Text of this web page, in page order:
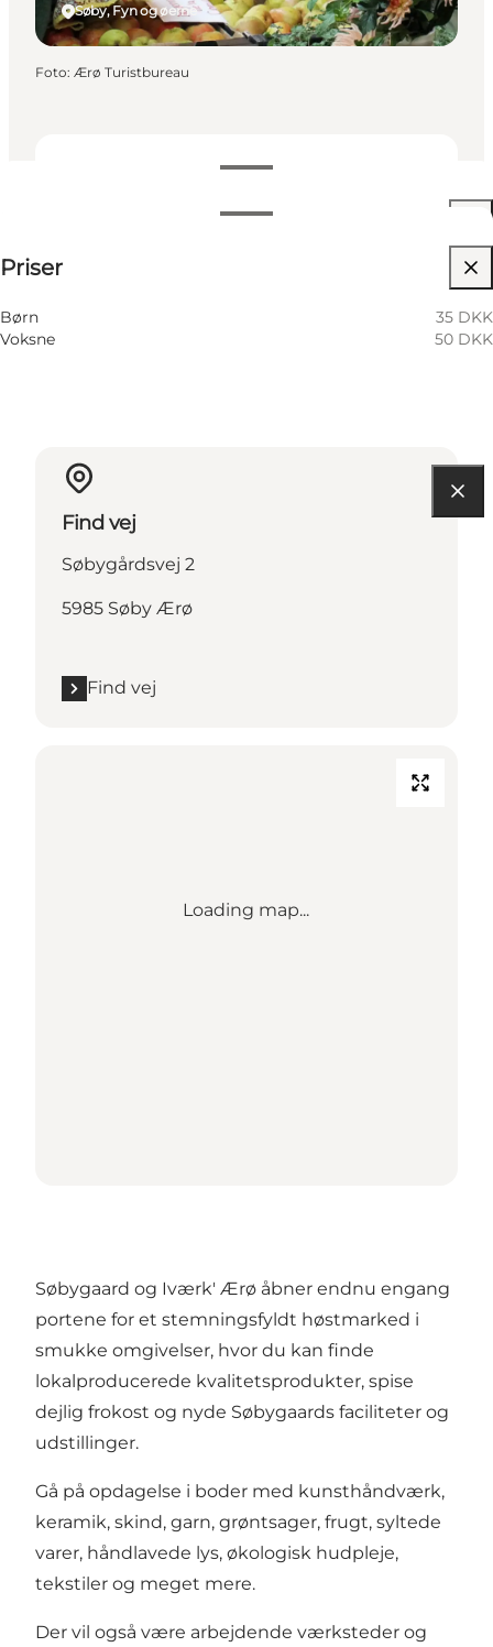
11 Oktober
10:00 AM–04:00 PM
Priser
Børn
35 DKK
Voksne
50 DKK
Søby, Fyn og øerne
Foto: Ærø Turistbureau
Find vej
Søbygårdsvej 2
5985 Søby Ærø
Find vej
Loading map...
Søbygaard og Iværk' Ærø åbner endnu engang
portene for et stemningsfyldt høstmarked i
smukke omgivelser, hvor du kan finde
lokalproducerede kvalitetsprodukter, spise
dejlig frokost og nyde Søbygaards faciliteter og
udstillinger.
Gå på opdagelse i boder med kunsthåndværk,
keramik, skind, garn, grøntsager, frugt, syltede
varer, håndlavede lys, økologisk hudpleje,
tekstiler og meget mere.
Der vil også være arbejdende værksteder og